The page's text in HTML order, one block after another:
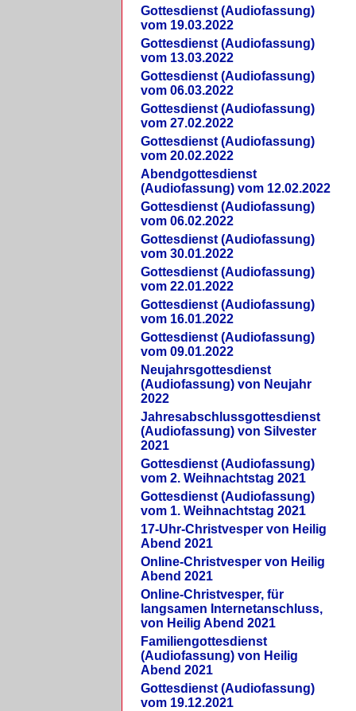
Gottesdienst (Audiofassung)
vom 19.03.2022
Gottesdienst (Audiofassung)
vom 13.03.2022
Gottesdienst (Audiofassung)
vom 06.03.2022
Gottesdienst (Audiofassung)
vom 27.02.2022
Gottesdienst (Audiofassung)
vom 20.02.2022
Abendgottesdienst
(Audiofassung) vom 12.02.2022
Gottesdienst (Audiofassung)
vom 06.02.2022
Gottesdienst (Audiofassung)
vom 30.01.2022
Gottesdienst (Audiofassung)
vom 22.01.2022
Gottesdienst (Audiofassung)
vom 16.01.2022
Gottesdienst (Audiofassung)
vom 09.01.2022
Neujahrsgottesdienst
(Audiofassung) von Neujahr
2022
Jahresabschlussgottesdienst
(Audiofassung) von Silvester
2021
Gottesdienst (Audiofassung)
vom 2. Weihnachtstag 2021
Gottesdienst (Audiofassung)
vom 1. Weihnachtstag 2021
17-Uhr-Christvesper von Heilig
Abend 2021
Online-Christvesper von Heilig
Abend 2021
Online-Christvesper, für
langsamen Internetanschluss,
von Heilig Abend 2021
Familiengottesdienst
(Audiofassung) von Heilig
Abend 2021
Gottesdienst (Audiofassung)
vom 19.12.2021